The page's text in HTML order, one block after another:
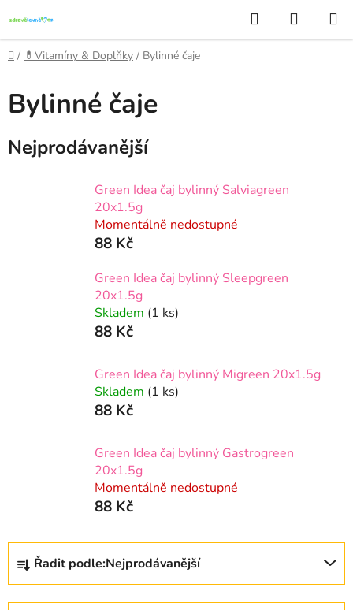
na
obsah
Hledat
KOŠÍK
Domů
/ 💊Vitamíny & Doplňky / Bylinné čaje
Bylinné čaje
Nejprodávanější
Green Idea čaj bylinný Salviagreen
20x1.5g
Momentálně nedostupné
88 Kč
Green Idea čaj bylinný Sleepgreen
20x1.5g
Skladem (1 ks)
88 Kč
Green Idea čaj bylinný Migreen 20x1.5g
Skladem (1 ks)
88 Kč
Green Idea čaj bylinný Gastrogreen
20x1.5g
Momentálně nedostupné
88 Kč
Ř
z
Řadit podle:Nejprodávanější